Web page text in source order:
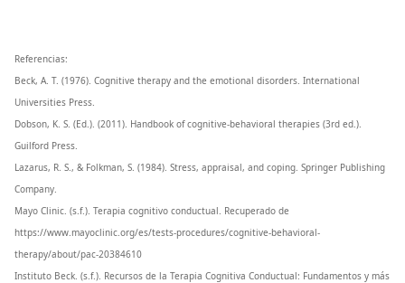
Referencias:
Beck, A. T. (1976). Cognitive therapy and the emotional disorders. International
Universities Press.
Dobson, K. S. (Ed.). (2011). Handbook of cognitive-behavioral therapies (3rd ed.).
Guilford Press.
Lazarus, R. S., & Folkman, S. (1984). Stress, appraisal, and coping. Springer Publishing
Company.
Mayo Clinic. (s.f.). Terapia cognitivo conductual. Recuperado de
https://www.mayoclinic.org/es/tests-procedures/cognitive-behavioral-
therapy/about/pac-20384610
Instituto Beck. (s.f.). Recursos de la Terapia Cognitiva Conductual: Fundamentos y más